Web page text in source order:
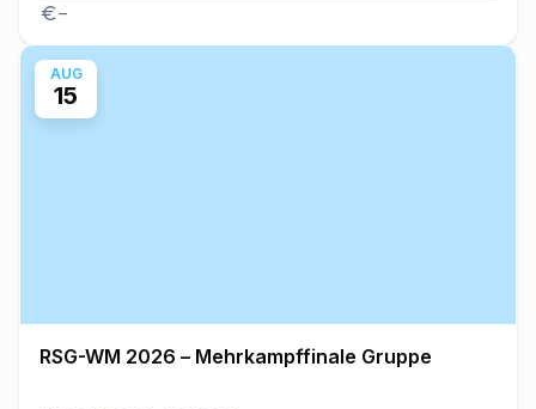
–
AUG
15
RSG-WM 2026 – Mehrkampffinale Gruppe